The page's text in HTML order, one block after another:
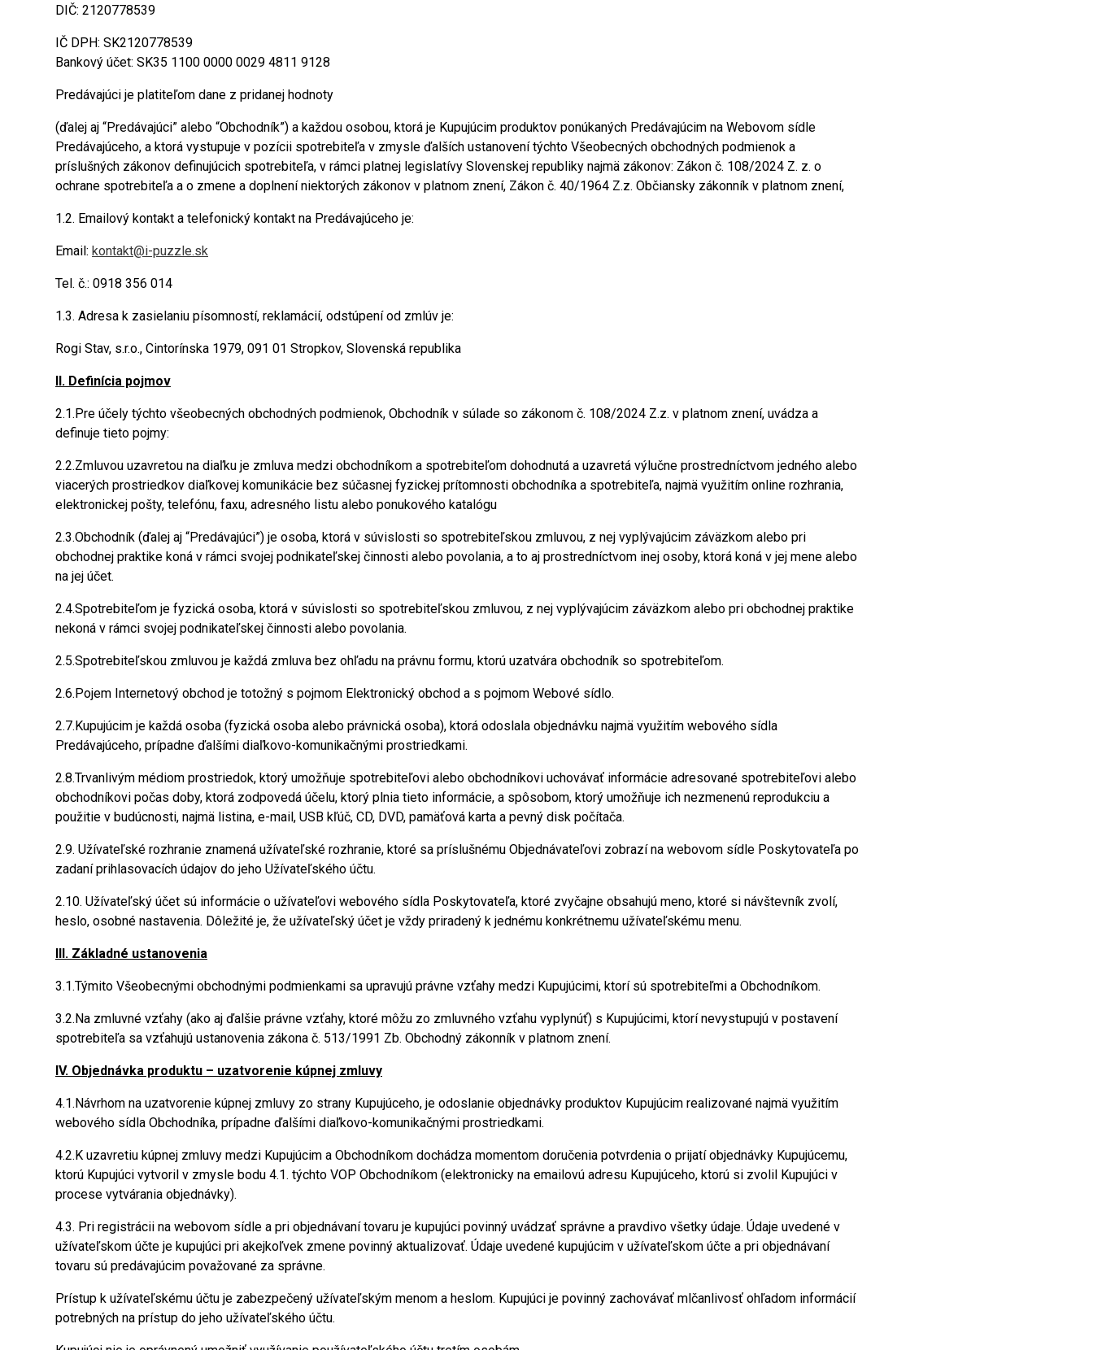
DIČ: 2120778539
IČ DPH: SK2120778539
Bankový účet: SK35 1100 0000 0029 4811 9128
Predávajúci je platiteľom dane z pridanej hodnoty
(ďalej aj “Predávajúci” alebo “Obchodník”) a každou osobou, ktorá je Kupujúcim produktov ponúkaných Predávajúcim na Webovom sídle
Predávajúceho, a ktorá vystupuje v pozícii spotrebiteľa v zmysle ďalších ustanovení týchto Všeobecných obchodných podmienok a
príslušných zákonov definujúcich spotrebiteľa, v rámci platnej legislatívy Slovenskej republiky najmä zákonov: Zákon č. 108/2024 Z. z. o
ochrane spotrebiteľa a o zmene a doplnení niektorých zákonov v platnom znení, Zákon č. 40/1964 Z.z. Občiansky zákonník v platnom znení,
1.2. Emailový kontakt a telefonický kontakt na Predávajúceho je:
Email: kontakt@i-puzzle.sk
Tel. č.: 0918 356 014
1.3. Adresa k zasielaniu písomností, reklamácií, odstúpení od zmlúv je:
Rogi Stav, s.r.o., Cintorínska 1979, 091 01 Stropkov, Slovenská republika
II. Definícia pojmov
2.1.Pre účely týchto všeobecných obchodných podmienok, Obchodník v súlade so zákonom č. 108/2024 Z.z. v platnom znení, uvádza a
definuje tieto pojmy:
2.2.Zmluvou uzavretou na diaľku je zmluva medzi obchodníkom a spotrebiteľom dohodnutá a uzavretá výlučne prostredníctvom jedného alebo
viacerých prostriedkov diaľkovej komunikácie bez súčasnej fyzickej prítomnosti obchodníka a spotrebiteľa, najmä využitím online rozhrania,
elektronickej pošty, telefónu, faxu, adresného listu alebo ponukového katalógu
2.3.Obchodník (ďalej aj “Predávajúci”) je osoba, ktorá v súvislosti so spotrebiteľskou zmluvou, z nej vyplývajúcim záväzkom alebo pri
obchodnej praktike koná v rámci svojej podnikateľskej činnosti alebo povolania, a to aj prostredníctvom inej osoby, ktorá koná v jej mene alebo
na jej účet.
2.4.Spotrebiteľom je fyzická osoba, ktorá v súvislosti so spotrebiteľskou zmluvou, z nej vyplývajúcim záväzkom alebo pri obchodnej praktike
nekoná v rámci svojej podnikateľskej činnosti alebo povolania.
2.5.Spotrebiteľskou zmluvou je každá zmluva bez ohľadu na právnu formu, ktorú uzatvára obchodník so spotrebiteľom.
2.6.Pojem Internetový obchod je totožný s pojmom Elektronický obchod a s pojmom Webové sídlo.
2.7.Kupujúcim je každá osoba (fyzická osoba alebo právnická osoba), ktorá odoslala objednávku najmä využitím webového sídla
Predávajúceho, prípadne ďalšími diaľkovo-komunikačnými prostriedkami.
2.8.Trvanlivým médiom prostriedok, ktorý umožňuje spotrebiteľovi alebo obchodníkovi uchovávať informácie adresované spotrebiteľovi alebo
obchodníkovi počas doby, ktorá zodpovedá účelu, ktorý plnia tieto informácie, a spôsobom, ktorý umožňuje ich nezmenenú reprodukciu a
použitie v budúcnosti, najmä listina, e-mail, USB kľúč, CD, DVD, pamäťová karta a pevný disk počítača.
2.9. Užívateľské rozhranie znamená užívateľské rozhranie, ktoré sa príslušnému Objednávateľovi zobrazí na webovom sídle Poskytovateľa po
zadaní prihlasovacích údajov do jeho Užívateľského účtu.
2.10. Užívateľský účet sú informácie o užívateľovi webového sídla Poskytovateľa, ktoré zvyčajne obsahujú meno, ktoré si návštevník zvolí,
heslo, osobné nastavenia. Dôležité je, že užívateľský účet je vždy priradený k jednému konkrétnemu užívateľskému menu.
III. Základné ustanovenia
3.1.Týmito Všeobecnými obchodnými podmienkami sa upravujú právne vzťahy medzi Kupujúcimi, ktorí sú spotrebiteľmi a Obchodníkom.
3.2.Na zmluvné vzťahy (ako aj ďalšie právne vzťahy, ktoré môžu zo zmluvného vzťahu vyplynúť) s Kupujúcimi, ktorí nevystupujú v postavení
spotrebiteľa sa vzťahujú ustanovenia zákona č. 513/1991 Zb. Obchodný zákonník v platnom znení.
IV. Objednávka produktu – uzatvorenie kúpnej zmluvy
4.1.Návrhom na uzatvorenie kúpnej zmluvy zo strany Kupujúceho, je odoslanie objednávky produktov Kupujúcim realizované najmä využitím
webového sídla Obchodníka, prípadne ďalšími diaľkovo-komunikačnými prostriedkami.
4.2.K uzavretiu kúpnej zmluvy medzi Kupujúcim a Obchodníkom dochádza momentom doručenia potvrdenia o prijatí objednávky Kupujúcemu,
ktorú Kupujúci vytvoril v zmysle bodu 4.1. týchto VOP Obchodníkom (elektronicky na emailovú adresu Kupujúceho, ktorú si zvolil Kupujúci v
procese vytvárania objednávky).
4.3. Pri registrácii na webovom sídle a pri objednávaní tovaru je kupujúci povinný uvádzať správne a pravdivo všetky údaje. Údaje uvedené v
užívateľskom účte je kupujúci pri akejkoľvek zmene povinný aktualizovať. Údaje uvedené kupujúcim v užívateľskom účte a pri objednávaní
tovaru sú predávajúcim považované za správne.
Prístup k užívateľskému účtu je zabezpečený užívateľským menom a heslom. Kupujúci je povinný zachovávať mlčanlivosť ohľadom informácií
potrebných na prístup do jeho užívateľského účtu.